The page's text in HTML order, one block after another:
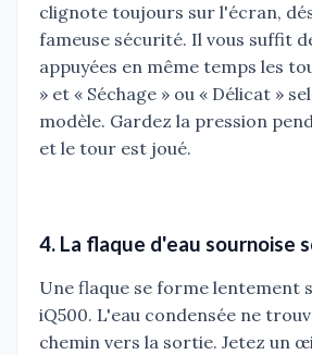
clignote toujours sur l'écran,
fameuse sécurité. Il vous suffit
appuyées en même temps les
» et « Séchage » ou « Délicat »
modèle. Gardez la pression
et le tour est joué.
4. La flaque d'eau sournoise
Une flaque se forme lentement
iQ500. L'eau condensée ne
chemin vers la sortie. Jetez un